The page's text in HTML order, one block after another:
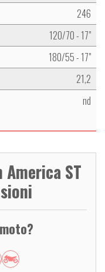
246
120/70 - 17"
180/55 - 17"
21,2
nd
America ST